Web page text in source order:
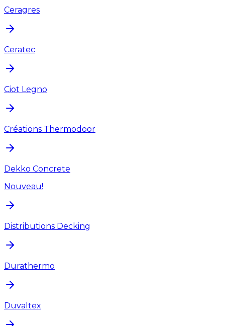
Ceragres
Ceratec
Ciot Legno
Créations Thermodoor
Dekko Concrete
Nouveau!
Distributions Decking
Durathermo
Duvaltex